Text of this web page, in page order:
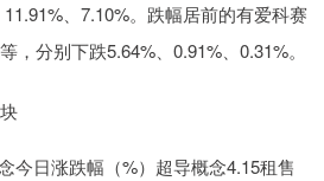
、7.10%。跌幅居前的有爱科赛
，分别下跌5.64%、0.91%、0.31%。
今日涨跌幅（%）超导概念4.15租售